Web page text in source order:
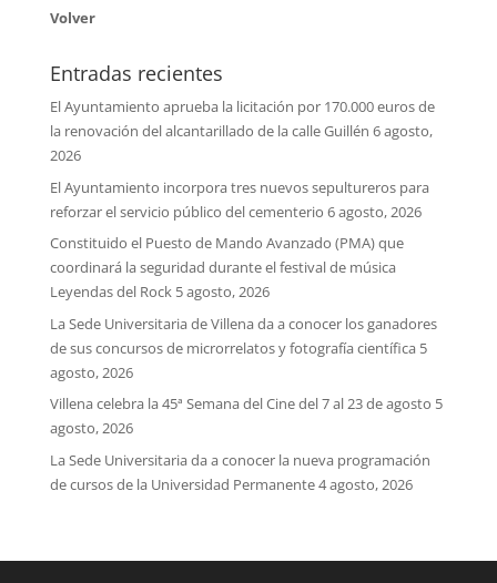
Volver
Entradas recientes
El Ayuntamiento aprueba la licitación por 170.000 euros de
la renovación del alcantarillado de la calle Guillén 6 agosto,
2026
El Ayuntamiento incorpora tres nuevos sepultureros para
reforzar el servicio público del cementerio 6 agosto, 2026
Constituido el Puesto de Mando Avanzado (PMA) que
coordinará la seguridad durante el festival de música
Leyendas del Rock 5 agosto, 2026
La Sede Universitaria de Villena da a conocer los ganadores
de sus concursos de microrrelatos y fotografía científica 5
agosto, 2026
Villena celebra la 45ª Semana del Cine del 7 al 23 de agosto 5
agosto, 2026
La Sede Universitaria da a conocer la nueva programación
de cursos de la Universidad Permanente4 agosto, 2026